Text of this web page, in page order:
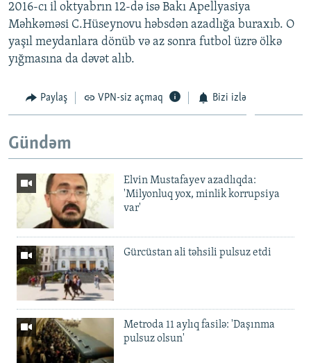
2016-cı il oktyabrın 12-də isə Bakı Apellyasiya
Məhkəməsi C.Hüseynovu həbsdən azadlığa buraxıb. O
yaşıl meydanlara dönüb və az sonra futbol üzrə ölkə
yığmasına da dəvət alıb.
Paylaş VPN-siz açmaq Bizi izlə
Gündəm
Elvin Mustafayev azadlıqda:
'Milyonluq yox, minlik korrupsiya
var'
Gürcüstan ali təhsili pulsuz etdi
Metroda 11 aylıq fasilə: 'Daşınma
pulsuz olsun'